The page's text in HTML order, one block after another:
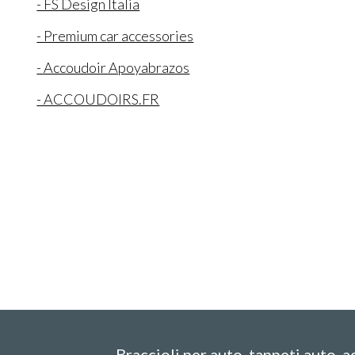
- FS Design Italia
- Premium car accessories
- Accoudoir Apoyabrazos
- ACCOUDOIRS.FR